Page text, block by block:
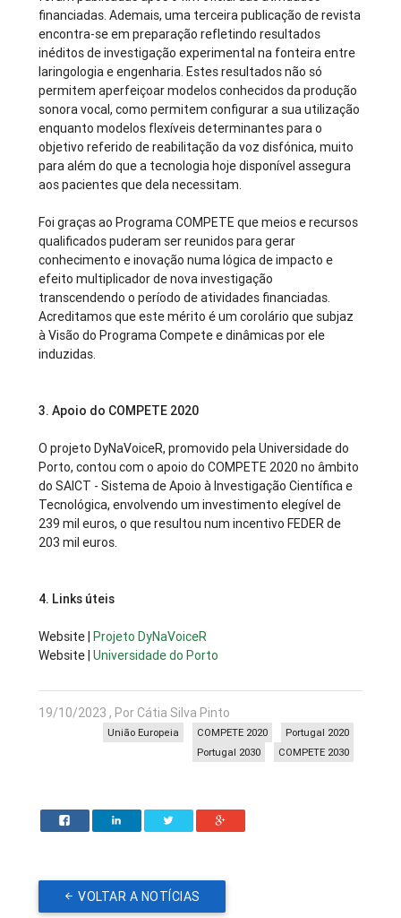
financiadas. Ademais, uma terceira publicação de revista
encontra-se em preparação refletindo resultados
inéditos de investigação experimental na fonteira entre
laringologia e engenharia. Estes resultados não só
permitem aperfeiçoar modelos conhecidos da produção
sonora vocal, como permitem configurar a sua utilização
enquanto modelos flexíveis determinantes para o
objetivo referido de reabilitação da voz disfónica, muito
para além do que a tecnologia hoje disponível assegura
aos pacientes que dela necessitam.
Foi graças ao Programa COMPETE que meios e recursos
qualificados puderam ser reunidos para gerar
conhecimento e inovação numa lógica de impacto e
efeito multiplicador de nova investigação
transcendendo o período de atividades financiadas.
Acreditamos que este mérito é um corolário que subjaz
à Visão do Programa Compete e dinâmicas por ele
induzidas.
3. Apoio do COMPETE 2020
O projeto DyNaVoiceR, promovido pela Universidade do
Porto, contou com o apoio do COMPETE 2020 no âmbito
do SAICT - Sistema de Apoio à Investigação Científica e
Tecnológica, envolvendo um investimento elegível de
239 mil euros, o que resultou num incentivo FEDER de
203 mil euros.
4. Links úteis
Website | Projeto DyNaVoiceR
Website |Universidade do Porto
19/10/2023 , Por Cátia Silva Pinto
Portugal 2020
COMPETE 2020
União Europeia
COMPETE 2030
Portugal 2030
VOLTAR A NOTÍCIAS